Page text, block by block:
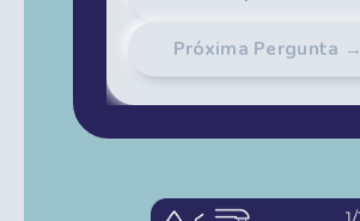
Próxima Pergunta →